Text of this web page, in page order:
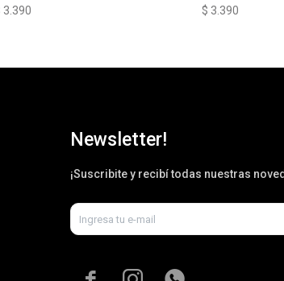
3.390
$ 3.390
Newsletter!
¡Suscribite y recibí todas nuestras